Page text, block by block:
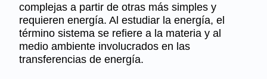
complejas a partir de otras más simples y
requieren energía. Al estudiar la energía, el
término sistema se refiere a la materia y al
medio ambiente involucrados en las
transferencias de energía.